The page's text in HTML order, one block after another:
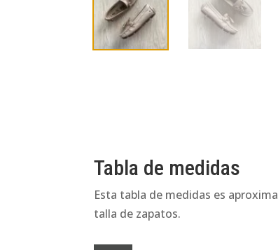
Tabla de medidas
Esta tabla de medidas es
talla de zapatos.